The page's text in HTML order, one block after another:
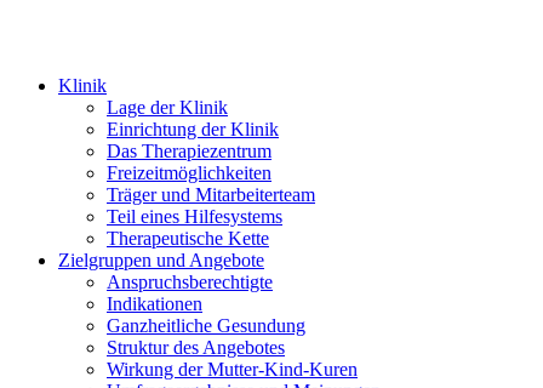
Klinik
Lage der Klinik
Einrichtung der Klinik
Das Therapiezentrum
Freizeitmöglichkeiten
Träger und Mitarbeiterteam
Teil eines Hilfesystems
Therapeutische Kette
Zielgruppen und Angebote
Anspruchsberechtigte
Indikationen
Ganzheitliche Gesundung
Struktur des Angebotes
Wirkung der Mutter-Kind-Kuren